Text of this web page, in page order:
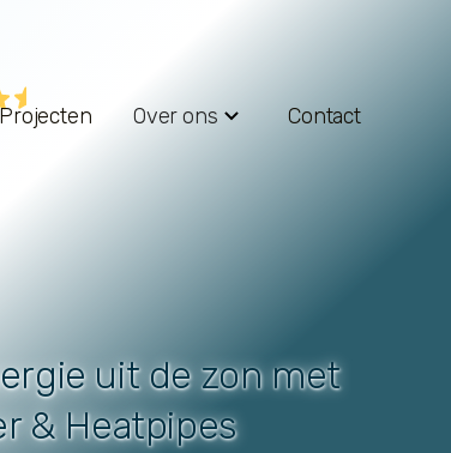
Projecten Over ons Contact
uit de zon met
& Heatpipes